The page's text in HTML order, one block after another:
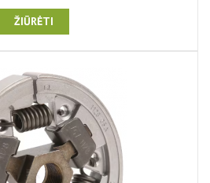
ŽIŪRĖTI